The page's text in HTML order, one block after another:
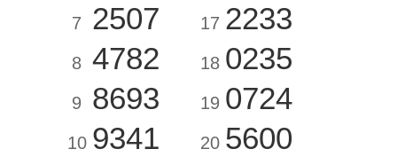
7 2507
8 4782
9 8693
10 9341
17 2233
18 0235
19 0724
20 5600